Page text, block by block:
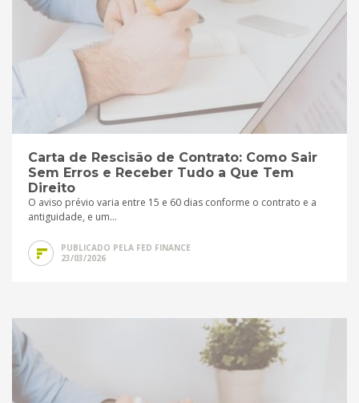
Carta de Rescisão de Contrato: Como Sair
Sem Erros e Receber Tudo a Que Tem
Direito
O aviso prévio varia entre 15 e 60 dias conforme o contrato e a
antiguidade, e um...
PUBLICADO PELA FED FINANCE
23/03/2026